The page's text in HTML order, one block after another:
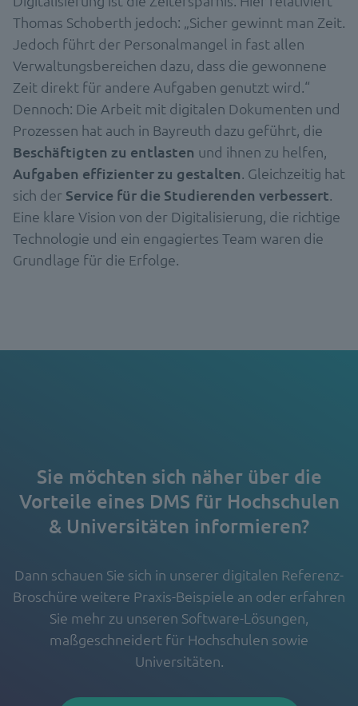
Thomas Schoberth jedoch: „Sicher gewinnt man Zeit.
Jedoch führt der Personalmangel in fast allen
Verwaltungsbereichen dazu, dass die gewonnene
Zeit direkt für andere Aufgaben genutzt wird.“
Dennoch: Die Arbeit mit digitalen Dokumenten und
Prozessen hat auch in Bayreuth dazu geführt, die
Beschäftigten zu entlasten und ihnen zu helfen,
Aufgaben effizienter zu gestalten. Gleichzeitig hat
sich der Service für die Studierenden verbessert.
Eine klare Vision von der Digitalisierung, die richtige
Technologie und ein engagiertes Team waren die
Grundlage für die Erfolge.
Sie möchten sich näher über die
Vorteile eines DMS für Hochschulen
& Universitäten informieren?
Dann schauen Sie sich in unserer digitalen Referenz-
Broschüre weitere Praxis-Beispiele an oder erfahren
Sie mehr zu unseren Software-Lösungen,
maßgeschneidert für Hochschulen sowie
Universitäten.